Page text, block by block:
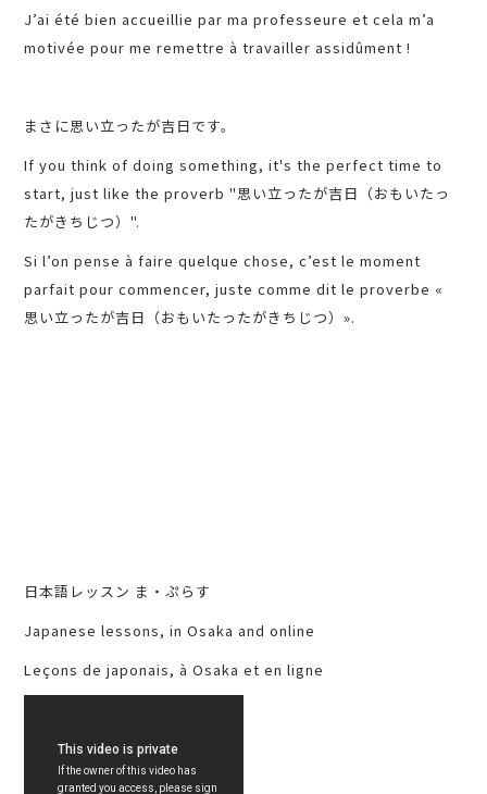
J’ai été bien accueillie par ma professeure et cela m’a
motivée pour me remettre à travailler assidûment !
まさに思い立ったが吉日です。
If you think of doing something, it's the perfect time to
start, just like the proverb "思い立ったが吉日（おもいたっ
たがきちじつ）".
Si l’on pense à faire quelque chose, c’est le moment
parfait pour commencer, juste comme dit le proverbe «
思い立ったが吉日（おもいたったがきちじつ）».
日本語レッスン ま・ぷらす
Japanese lessons, in Osaka and online
Leçons de japonais, à Osaka et en ligne